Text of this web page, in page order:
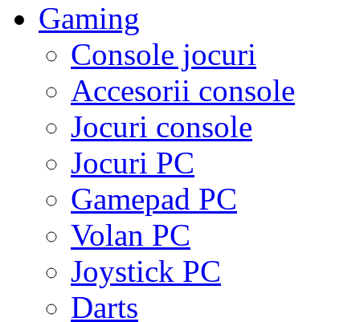
Gaming
Console jocuri
Accesorii console
Jocuri console
Jocuri PC
Gamepad PC
Volan PC
Joystick PC
Darts